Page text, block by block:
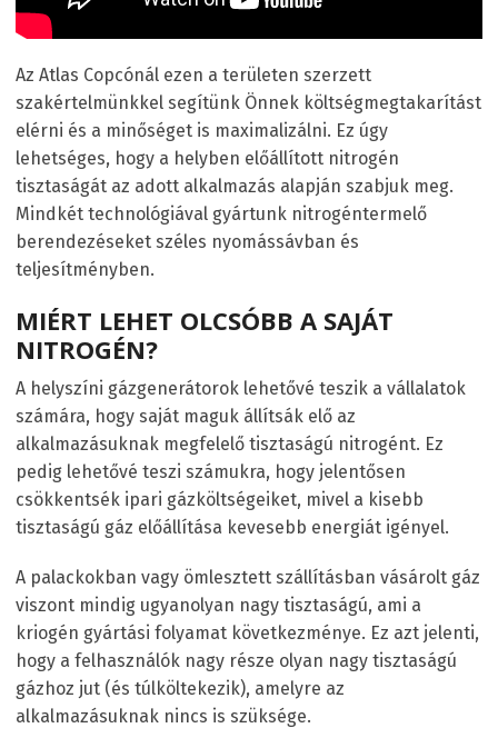
Az Atlas Copcónál ezen a területen szerzett
szakértelmünkkel segítünk Önnek költségmegtakarítást
elérni és a minőséget is maximalizálni. Ez úgy
lehetséges, hogy a helyben előállított nitrogén
tisztaságát az adott alkalmazás alapján szabjuk meg.
Mindkét technológiával gyártunk nitrogéntermelő
berendezéseket széles nyomássávban és
teljesítményben.
MIÉRT LEHET OLCSÓBB A SAJÁT
NITROGÉN?
A helyszíni gázgenerátorok lehetővé teszik a vállalatok
számára, hogy saját maguk állítsák elő az
alkalmazásuknak megfelelő tisztaságú nitrogént. Ez
pedig lehetővé teszi számukra, hogy jelentősen
csökkentsék ipari gázköltségeiket, mivel a kisebb
tisztaságú gáz előállítása kevesebb energiát igényel.
A palackokban vagy ömlesztett szállításban vásárolt gáz
viszont mindig ugyanolyan nagy tisztaságú, ami a
kriogén gyártási folyamat következménye. Ez azt jelenti,
hogy a felhasználók nagy része olyan nagy tisztaságú
gázhoz jut (és túlköltekezik), amelyre az
alkalmazásuknak nincs is szüksége.